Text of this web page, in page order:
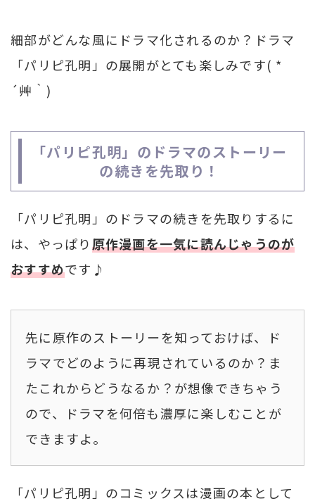
細部がどんな風にドラマ化されるのか？ドラマ
「パリピ孔明」の展開がとても楽しみです( *
´艸｀)
「パリピ孔明」のドラマのストーリー
の続きを先取り！
「パリピ孔明」のドラマの続きを先取りするに
は、やっぱり原作漫画を一気に読んじゃうのが
おすすめです♪
先に原作のストーリーを知っておけば、ド
ラマでどのように再現されているのか？ま
たこれからどうなるか？が想像できちゃう
ので、ドラマを何倍も濃厚に楽しむことが
できますよ。
「パリピ孔明」のコミックスは漫画の本として